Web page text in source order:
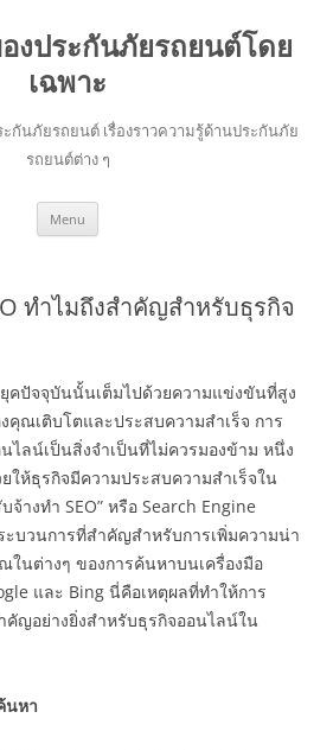
องประกันภัยรถยนต์โดย
เฉพาะ
ะกันภัยรถยนต์ เรื่องราวความรู้ด้านประกันภัย
รถยนต์ต่าง ๆ
Menu
ทำไมถึงสำคัญสำหรับธุรกิจ
คปัจจุบันนั้นเต็มไปด้วยความแข่งขันที่สูง
คุณเติบโตและประสบความสำเร็จ การ
ไลน์เป็นสิ่งจำเป็นที่ไม่ควรมองข้าม หนึ่ง
ให้ธุรกิจมีความประสบความสำเร็จใน
างทำ SEO” หรือ Search Engine
บวนการที่สำคัญสำหรับการเพิ่มความน่า
ในต่างๆ ของการค้นหาบนเครื่องมือ
และ Bing นี่คือเหตุผลที่ทำให้การ
คัญอย่างยิ่งสำหรับธุรกิจออนไลน์ใน
นหา